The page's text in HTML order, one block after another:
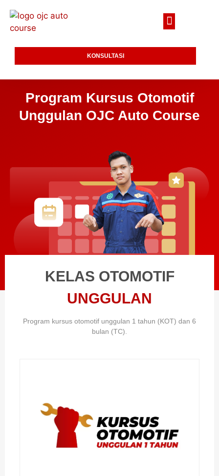
KONSULTASI
Program Kursus Otomotif
Unggulan OJC Auto Course
KELAS OTOMOTIF
UNGGULAN
Program kursus otomotif unggulan 1 tahun (KOT) dan 6
bulan (TC).